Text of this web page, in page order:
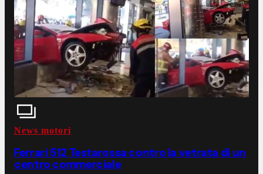
News motori
Ferrari 512 Testarossa contro la vetrata di un
centro commerciale